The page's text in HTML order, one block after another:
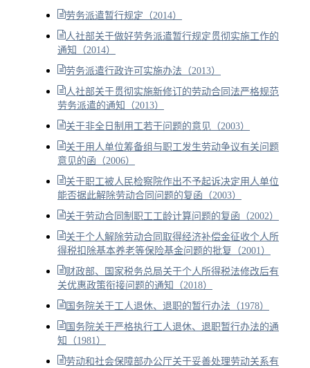
劳务派遣暂行规定（2014）
人社部关于做好劳务派遣暂行规定贯彻实施工作的
通知（2014）
劳务派遣行政许可实施办法（2013）
人社部关于贯彻实施新修订的劳动合同法严格规范
劳务派遣的通知（2013）
关于非全日制用工若干问题的意见（2003）
关于用人单位筹备组与职工发生劳动争议有关问题
意见的函（2006）
关于职工被人民检察院作出不予起诉决定用人单位
能否据此解除劳动合同问题的复函（2003）
关于劳动合同制职工工龄计算问题的复函（2002）
关于个人解除劳动合同取得经济补偿金征收个人所
得税扣除基本养老等保险基金问题的批复（2001）
财政部、国家税务总局关于个人所得税法修改后有
关优惠政策衔接问题的通知（2018）
国务院关于工人退休、退职的暂行办法（1978）
国务院关于严格执行工人退休、退职暂行办法的通
知（1981）
劳动和社会保障部办公厅关于妥善处理劳动关系有